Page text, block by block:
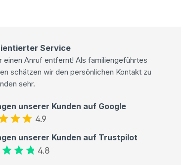
Service
einen Anruf entfernt! Als familiengeführtes
schätzen wir den persönlichen Kontakt zu
sehr.
unserer Kunden auf Google
4.9
unserer Kunden auf Trustpilot
4.8